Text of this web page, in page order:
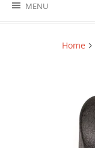
MENU
Home